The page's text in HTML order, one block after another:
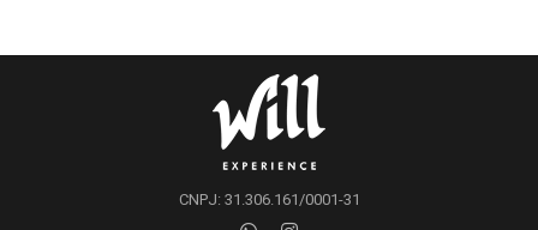
CNPJ: 31.306.161/0001-31